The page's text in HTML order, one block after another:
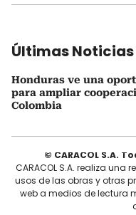
Últimas Noticias
Honduras ve una
para ampliar
Colombia
© CARACOL S.A.
CARACOL S.A. realiza una
usos de las obras y otras
web a medios de lectura